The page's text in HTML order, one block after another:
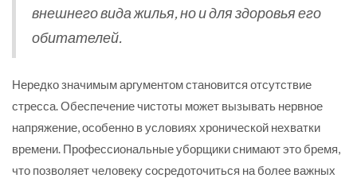
внешнего вида жилья, но и для здоровья его
обитателей.
Нередко значимым аргументом становится отсутствие
стресса. Обеспечение чистоты может вызывать нервное
напряжение, особенно в условиях хронической нехватки
времени. Профессиональные уборщики снимают это бремя,
что позволяет человеку сосредоточиться на более важных